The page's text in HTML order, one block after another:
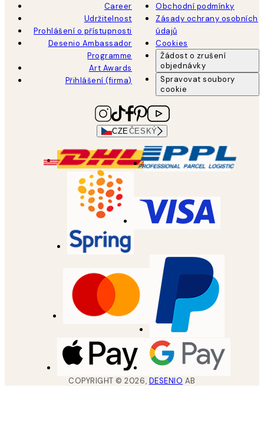
Career
Udržitelnost
Prohlášení o přístupnosti
Desenio Ambassador
Programme
Art Awards
Přihlášení (firma)
Obchodní podmínky
Zásady ochrany osobních
údajů
Cookies
Žádost o zrušení
objednávky
Spravovat soubory
cookie
CZEČESKÝ
COPYRIGHT ©2026, DESENIO AB